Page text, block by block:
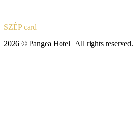
SZÉP card
2026 © Pangea Hotel | All rights reserved.